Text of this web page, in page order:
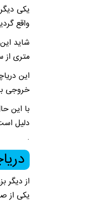
یکی
واقع
متری از
این
خروجی به
با این
دلیل
.
از دیگر
یکی از